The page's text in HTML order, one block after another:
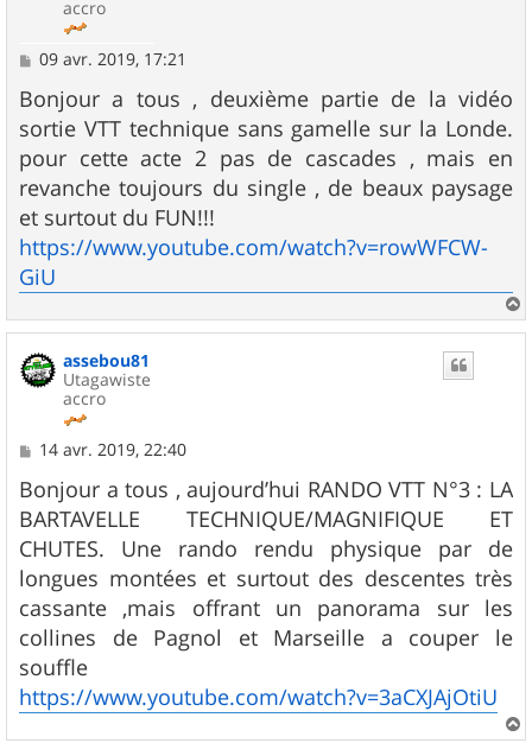
accro
M
s
s
a
g
e
09 avr. 2019, 17:21
Bonjour a tous , deuxième partie de la vidéo
sortie VTT technique sans gamelle sur la Londe.
pour cette acte 2 pas de cascades , mais en
revanche toujours du single , de beaux paysage
et surtout du FUN!!!
https://www.youtube.com/watch?v=rowWFCW-
GiU
a
assebou81
Utagawiste
accro
M
s
s
a
g
e
14 avr. 2019, 22:40
Bonjour a tous , aujourd’hui RANDO VTT N°3 : LA
BARTAVELLE TECHNIQUE/MAGNIFIQUE ET
CHUTES. Une rando rendu physique par de
longues montées et surtout des descentes très
cassante ,mais offrant un panorama sur les
collines de Pagnol et Marseille a couper le
souffle
https://www.youtube.com/watch?v=3aCXJAjOtiU